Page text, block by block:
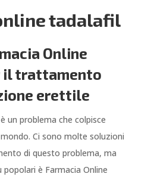
tadalafil
Online
il trattamento
erettile
un problema che colpisce
Ci sono molte soluzioni
di questo problema, ma
è Farmacia Online